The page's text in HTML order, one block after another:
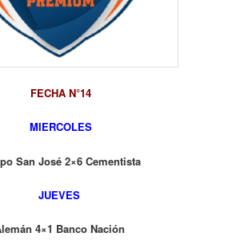
FECHA N°14
MIERCOLES
San José 2×6 Cementista
JUEVES
4×1 Banco Nación